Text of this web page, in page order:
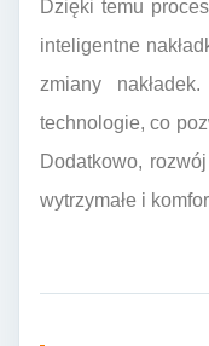
Dzięki temu
inteligentne
zmiany
technologie, co
Dodatkowo,
wytrzymałe i